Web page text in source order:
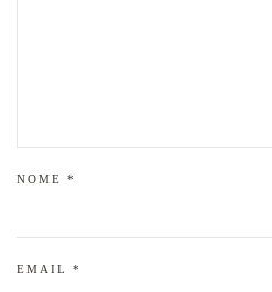
NOME *
EMAIL *